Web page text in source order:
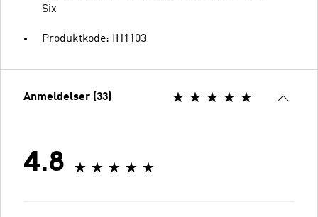
Six
Produktkode: IH1103
Anmeldelser (33)
4.8